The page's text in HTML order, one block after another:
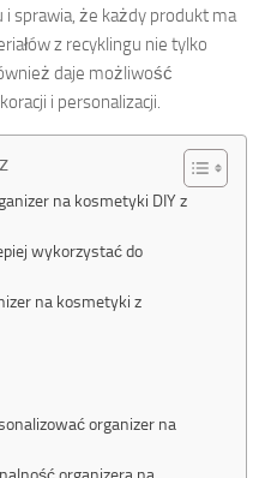
sprawia, że każdy produkt ma
z recyklingu nie tylko
daje możliwość
i personalizacji.
na kosmetyki DIY z
wykorzystać do
na kosmetyki z
organizer na
organizera na